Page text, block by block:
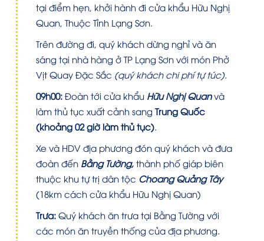
tại điểm hẹn, khởi hành đi cửa khẩu Hữu Nghị
Quan, Thuộc Tỉnh Lạng Sơn.
Trên đường đi, quý khách dừng nghỉ và ăn
sáng tại nhà hàng ở TP Lạng Sơn với món Phở
Vịt Quay Đặc Sắc (quý khách chi phí tự túc).
09h00: Đoàn tới cửa khẩu Hữu Nghị Quanvà
làm thủ tục xuất cảnh sang Trung Quốc
(khoảng 02 giờ làm thủ tục).
Xe và HDV địa phương đón quý khách và đưa
đoàn đến Bằng Tường, thành phố giáp biên
thuộc khu tự trị dân tộc Choang Quảng Tây
(18km cách cửa khẩu Hữu Nghị Quan)
Trưa: Quý khách ăn trưa tại Bằng Tường với
các món ăn truyền thống của địa phương.